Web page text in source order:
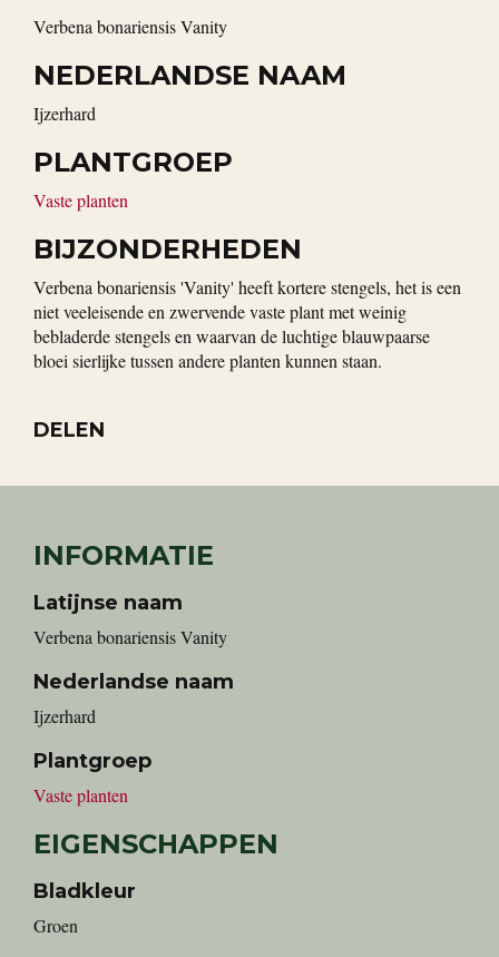
Verbena bonariensis Vanity
NEDERLANDSE NAAM
Ijzerhard
PLANTGROEP
Vaste planten
BIJZONDERHEDEN
Verbena bonariensis 'Vanity' heeft kortere stengels, het is een
niet veeleisende en zwervende vaste plant met weinig
bebladerde stengels en waarvan de luchtige blauwpaarse
bloei sierlijke tussen andere planten kunnen staan.
DELEN
INFORMATIE
Latijnse naam
Verbena bonariensis Vanity
Nederlandse naam
Ijzerhard
Plantgroep
Vaste planten
EIGENSCHAPPEN
Bladkleur
Groen